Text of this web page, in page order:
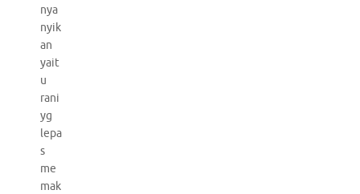
nya
nyik
an
yait
u
rani
yg
lepa
s
me
mak